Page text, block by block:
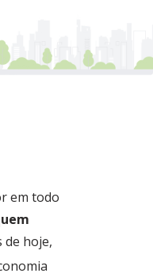
em todo
de hoje,